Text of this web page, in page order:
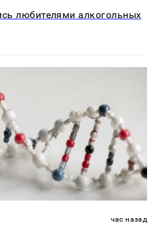
любителями алкогольных
час назад